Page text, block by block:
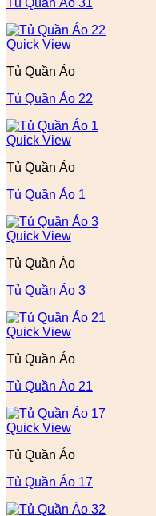
Tủ Quần Áo 31
Quick View
Tủ Quần Áo
Tủ Quần Áo 22
Quick View
Tủ Quần Áo
Tủ Quần Áo 1
Quick View
Tủ Quần Áo
Tủ Quần Áo 3
Quick View
Tủ Quần Áo
Tủ Quần Áo 21
Quick View
Tủ Quần Áo
Tủ Quần Áo 17